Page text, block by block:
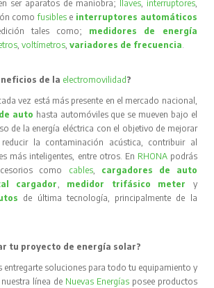
ser aparatos de maniobra; llaves, interruptores,
comofusibles e interruptores automáticos
tales como; medidores de energía
,voltímetros,variadores de frecuencia.
de la electromovilidad ?
vez está más presente en el mercado nacional,
auto hasta automóviles que se mueven bajo el
de la energía eléctrica con el objetivo de mejorar
la contaminación acústica, contribuir al
más inteligentes, entre otros. En RHONA podrás
como cables, cargadores de auto
cargador, medidor trifásico meter
y
de última tecnología, principalmente de la
tu proyecto de energía solar?
entregarte soluciones para todo tu equipamiento y
línea de Nuevas Energíasposee productos